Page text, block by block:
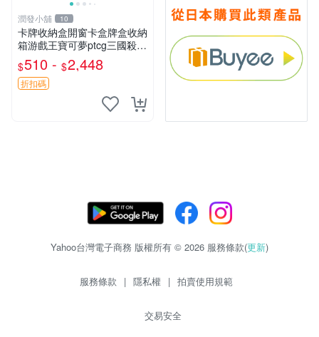
潤發小舖 10
卡牌收納盒開窗卡盒牌盒收納
箱游戲王寶可夢ptcg三國殺海
賊王dtcg
$510 - $2,448
折扣碼
Yahoo台灣電子商務 版權所有 © 2026 服務條款(更新)
服務條款 | 隱私權 | 拍賣使用規範
交易安全